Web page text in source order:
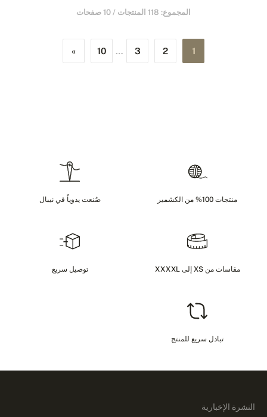
المجموع: 118 المنتجات / 10 صفحات
1
2
3
…
10
»
منتجات 100% من الكشمير صُنعت يدوياً في نيبال
مقاسات من XS إلى XXXXL توصيل سريع
تبادل سريع للمنتج
النشرة الإخبارية